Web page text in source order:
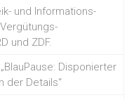
und Informations-
und ZDF.
Disponierter
der Details“